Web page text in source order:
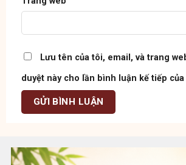
Lưu tên của tôi, email, và trang
duyệt này cho lần bình luận kế tiếp